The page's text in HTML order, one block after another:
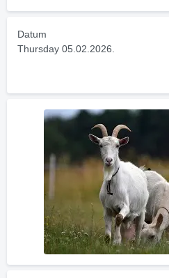
Datum
Thursday 05.02.2026.